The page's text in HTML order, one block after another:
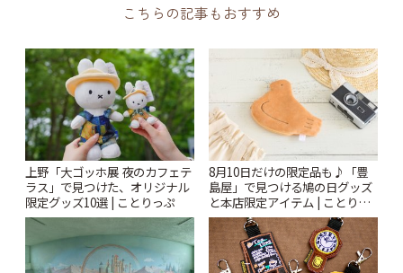
こちらの記事もおすすめ
上野「大ゴッホ展 夜のカフェテ
ラス」で見つけた、オリジナル
限定グッズ10選 | ことりっぷ
8月10日だけの限定品も♪「豊
島屋」で見つける鳩の日グッズ
と本店限定アイテム | ことりっ
ぷ